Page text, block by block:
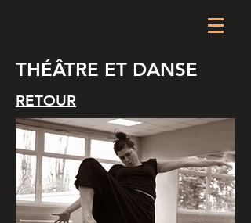
THÉÂTRE ET DANSE
RETOUR